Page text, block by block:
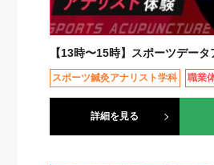
【13時〜15時】スポーツデー
スポーツ鍼灸アナリスト学科 職業
詳細を見る